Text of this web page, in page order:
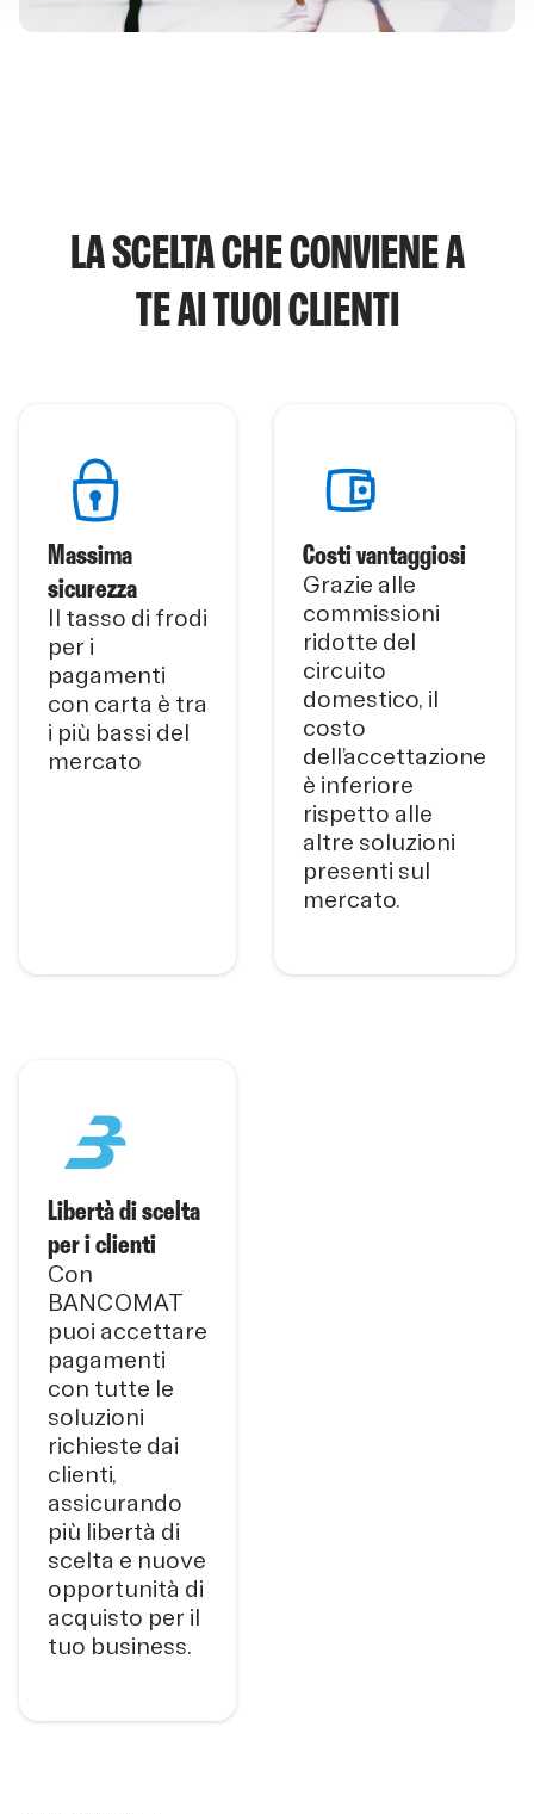
LA SCELTA CHE CONVIENE A
TE AI TUOI CLIENTI
Massima
sicurezza
Il tasso di frodi
per i
pagamenti
con carta è tra
i più bassi del
mercato
Costi vantaggiosi
Grazie alle
commissioni
ridotte del
circuito
domestico, il
costo
dell’accettazione
è inferiore
rispetto alle
altre soluzioni
presenti sul
mercato.
Libertà di scelta
per i clienti
Con
BANCOMAT
puoi accettare
pagamenti
con tutte le
soluzioni
richieste dai
clienti,
assicurando
più libertà di
scelta e nuove
opportunità di
acquisto per il
tuo business.